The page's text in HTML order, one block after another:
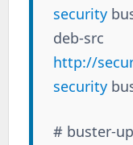
security
deb-src
http://
security
# buster-